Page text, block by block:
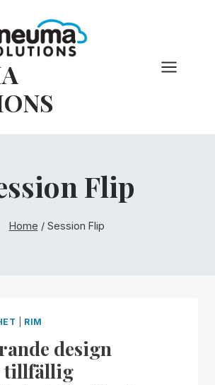
Flip
Home / Session Flip
RIM
design
tillfällig